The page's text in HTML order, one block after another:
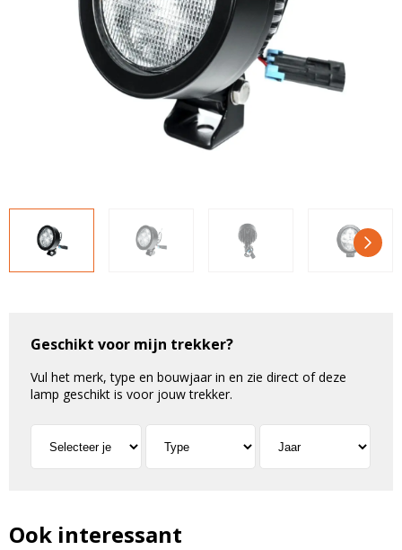
LED voordeelpakketten
Overige producten
Klantenservice
+31611204496
LED voordeelpakketten
Overige producten
Geschikt voor mijn trekker?
Vul het merk, type en bouwjaar in en zie direct of deze
lamp geschikt is voor jouw trekker.
Ook interessant